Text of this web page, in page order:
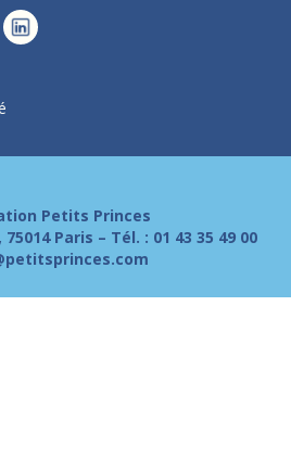
Petits Princes
Paris – Tél. : 01 43 35 49 00